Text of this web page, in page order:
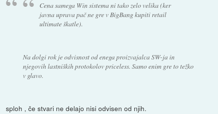
Cena samega Win sistema ni tako zelo velika (ker
javna uprava pač ne gre v BigBang kupiti retail
ultimate škatle).
Na dolgi rok je odvisnost od enega proizvajalca SW-ja in
njegovih lastniških protokolov priceless. Samo enim gre to težko
v glavo.
sploh , če stvari ne delajo nisi odvisen od njih.